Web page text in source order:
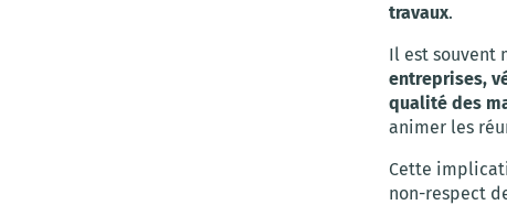
travaux.
Il est souvent
entreprises,
qualité des
animer les
Cette
non-respect